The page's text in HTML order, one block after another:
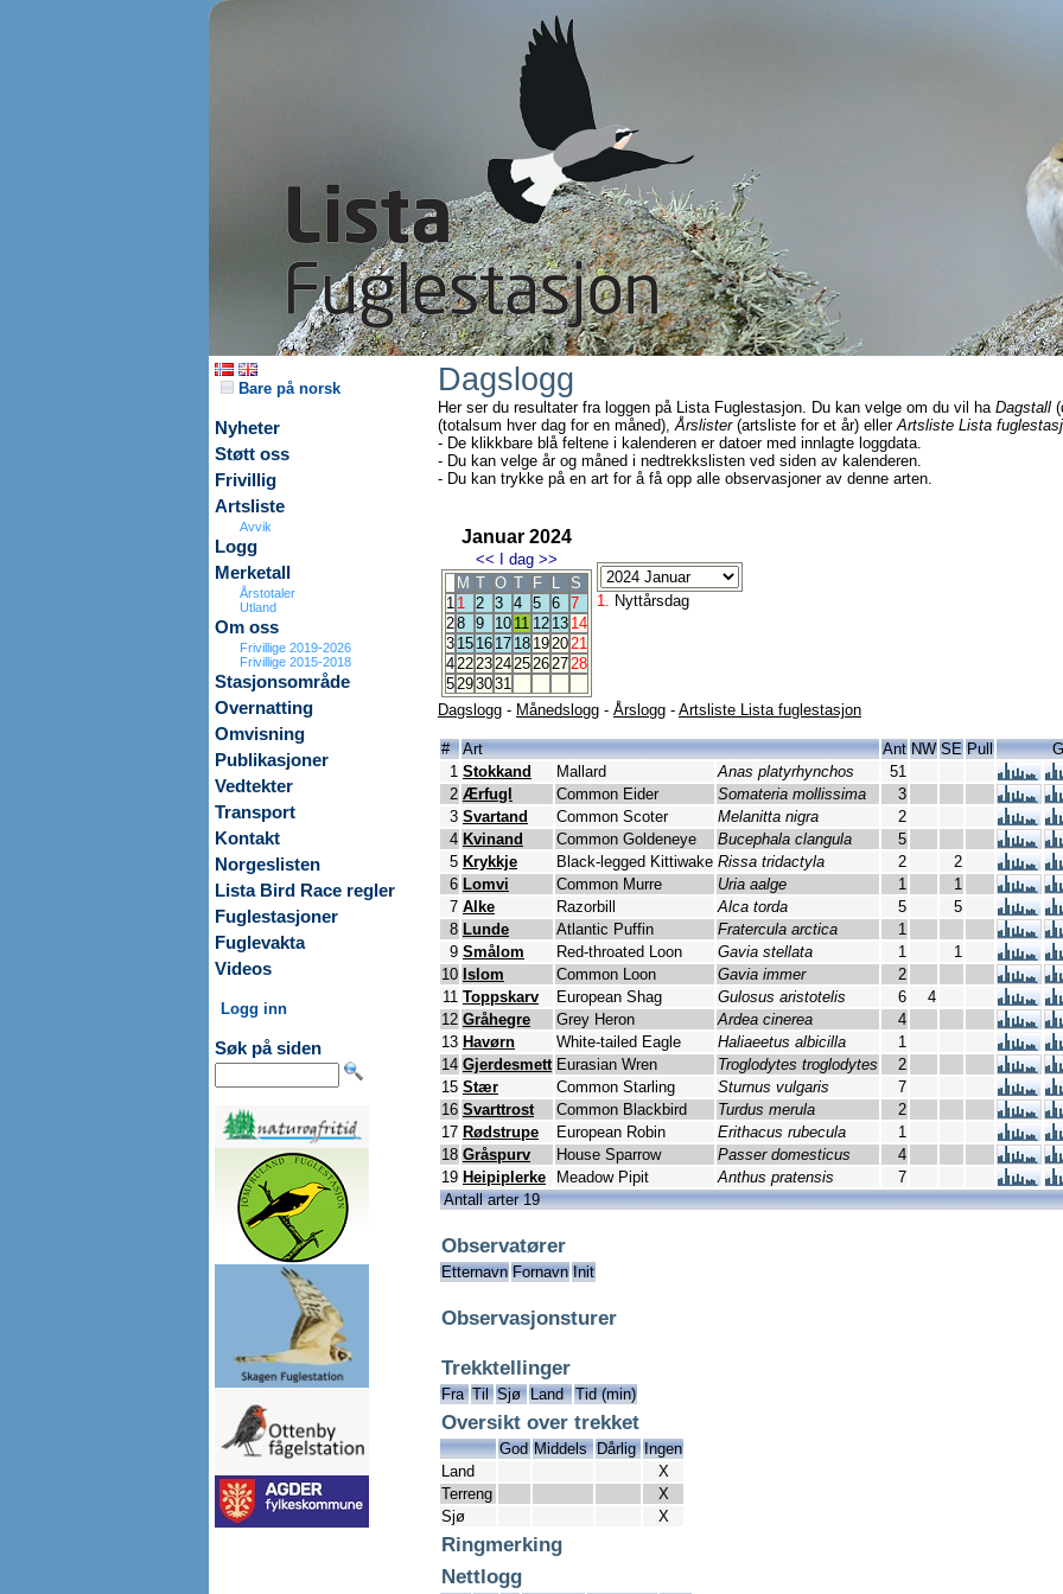
Bare på norsk
Nyheter
Støtt oss
Frivillig
Artsliste
Avvik
Logg
Merketall
Årstotaler
Utland
Om oss
Frivillige 2019-2026
Frivillige 2015-2018
Stasjonsområde
Overnatting
Omvisning
Publikasjoner
Vedtekter
Transport
Kontakt
Norgeslisten
Lista Bird Race regler
Fuglestasjoner
Fuglevakta
Videos
Logg inn
Søk på siden
Dagslogg
Her ser du resultater fra loggen på Lista Fuglestasjon. Du kan velge om du vil ha Dagstall
(totalsum hver dag for en måned),Årslister(artsliste for et år) ellerArtsliste Lista
- De klikkbare blå feltene i kalenderen er datoer med innlagte loggdata.
- Du kan velge år og måned i nedtrekkslisten ved siden av kalenderen.
- Du kan trykke på en art for å få opp alle observasjoner av denne arten.
Januar 2024
<< I dag >>
M T O T F L
S
1 1 2 3 4 5 6 7
28 9 10 11 12 13 14
3 15 16 17 18 192021
422232425262728
5293031
1. Nyttårsdag
Dagslogg - Månedslogg - Årslogg - Artsliste Lista fuglestasjon
# Art Ant NW SE Pull
1 Stokkand Mallard Anas platyrhynchos
51
2 Ærfugl Common Eider Somateria mollissima
3
3 Svartand Common Scoter Melanitta nigra
2
4 Kvinand Common Goldeneye Bucephala clangula
5
5 Krykkje Black-legged Kittiwake Rissa tridactyla 2
2
6 Lomvi Common Murre Uria aalge 1
1
7 Alke Razorbill Alca torda 5
5
8 Lunde Atlantic Puffin Fratercula arctica
1
9 Smålom Red-throated Loon Gavia stellata 1
1
10 Islom Common Loon Gavia immer
2
11 Toppskarv European Shag Gulosus aristotelis 6
4
12 Gråhegre Grey Heron Ardea cinerea
4
13 Havørn White-tailed Eagle Haliaeetus albicilla
1
14 Gjerdesmett Eurasian Wren Troglodytes troglodytes
2
15 Stær Common Starling Sturnus vulgaris
7
16 Svarttrost Common Blackbird Turdus merula
2
17 Rødstrupe European Robin Erithacus rubecula
1
18 Gråspurv House Sparrow Passer domesticus
4
19 Heipiplerke Meadow Pipit Anthus pratensis
7
Antall arter 19
Observatører
Etternavn Fornavn Init
Observasjonsturer
Trekktellinger
Fra Til Sjø Land Tid (min)
Oversikt over trekket
God Middels Dårlig Ingen
Land
X
Terreng
X
Sjø
X
Ringmerking
Nettlogg